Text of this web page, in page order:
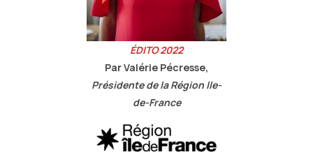
ÉDITO 2022
Par Valérie Pécresse,
Présidente de la Région Ile-
de-France